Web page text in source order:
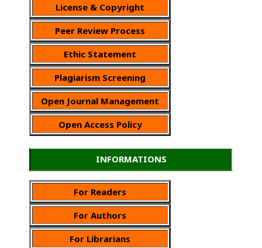
License & Copyright
Peer Review Process
Ethic Statement
Plagiarism Screening
Open Journal Management
Open Access Policy
INFORMATIONS
For Readers
For Authors
For Librarians